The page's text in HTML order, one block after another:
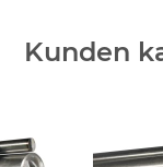
Kunden